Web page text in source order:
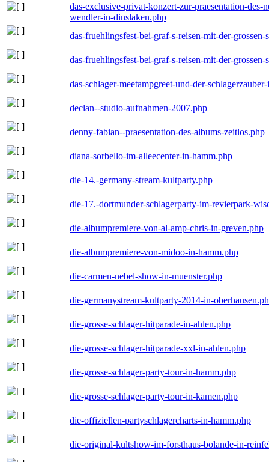
das-exclusive-privat-konzert-zur-praesentation-
wendler-in-dinslaken.php
das-fruehlingsfest-bei-graf-s-reisen-mit-der-
das-fruehlingsfest-bei-graf-s-reisen-mit-der-
das-schlager-meetampgreet-und-der-
declan--studio-aufnahmen-2007.php
denny-fabian--praesentation-des-albums-zeitlos.php
diana-sorbello-im-alleecenter-in-hamm.php
die-14.-germany-stream-kultparty.php
die-17.-dortmunder-schlagerparty-im-revierpark-
die-albumpremiere-von-al-amp-chris-in-greven.php
die-albumpremiere-von-midoo-in-hamm.php
die-carmen-nebel-show-in-muenster.php
die-germanystream-kultparty-2014-in-
die-grosse-schlager-hitparade-in-ahlen.php
die-grosse-schlager-hitparade-xxl-in-ahlen.php
die-grosse-schlager-party-tour-in-hamm.php
die-grosse-schlager-party-tour-in-kamen.php
die-offiziellen-partyschlagercharts-in-hamm.php
die-original-kultshow-im-forsthaus-bolande-in-